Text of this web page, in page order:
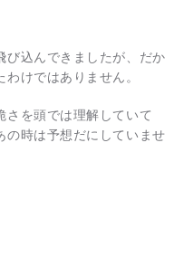
び込んできましたが、だか
けではありません。
さを頭では理解していて
の時は予想だにしていませ